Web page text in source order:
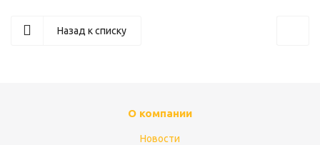
Назад к списку
О компании
Новости